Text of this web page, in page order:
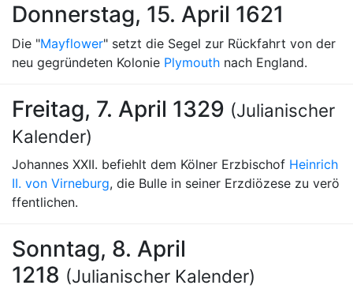
Donnerstag, 15. April 1621
Die "Mayflower" setzt die Segel zur Rückfahrt von der
neu gegründeten Kolonie Plymouth nach England.
Freitag, 7. April 1329 (Julianischer
Kalender)
Johannes XXII. befiehlt dem Kölner Erzbischof Heinrich
II. von Virneburg, die Bulle in seiner Erzdiözese zu verö
ffentlichen.
Sonntag, 8. April
1218 (Julianischer Kalender)